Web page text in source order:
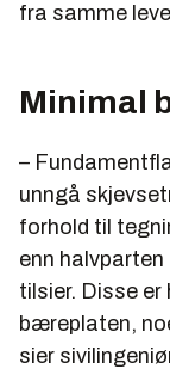
fra samme
Minimal
–
unngå
forhold til
enn
tilsier. Disse er
bæreplaten,
sier